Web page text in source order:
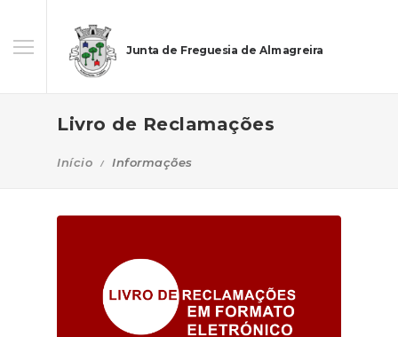
Junta de Freguesia de Almagreira
Livro de Reclamações
Início Informações